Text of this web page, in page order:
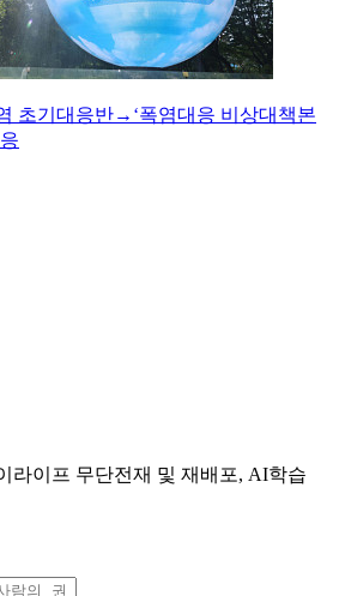
초기대응반→‘폭염대응 비상대책본
라이프 무단전재 및 재배포, AI학습